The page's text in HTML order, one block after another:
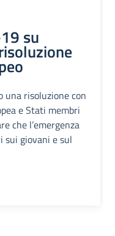
su
una risoluzione con
e Stati membri
che l’emergenza
sui giovani e sul